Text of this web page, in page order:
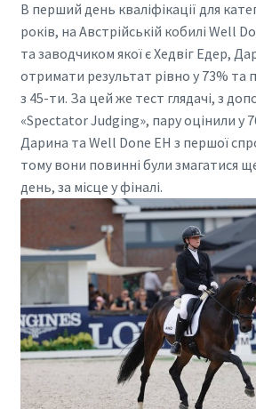
В перший день кваліфікації для
років, на Австрійській кобилі Well
та заводчиком якої є Хедвіг Едер,
отримати результат рівно у 73% та
з 45-ти. За цей же тест глядачі, з
«Spectator Judging», пару оцінили у
Дарина та Well Done EH з першої
тому вони повинні були змагатися
день, за місце у фіналі.